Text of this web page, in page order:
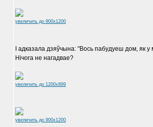
увеличить до 900x1200
І адказала дзяўчына: "Вось пабудуеш дом, як
Нічога не нагадвае?
увеличить до 1200x899
увеличить до 900x1200